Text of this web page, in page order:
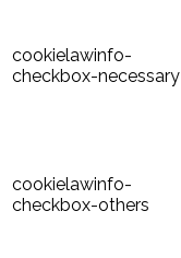
cookielawinfo-
checkbox-necessary
cookielawinfo-
checkbox-others